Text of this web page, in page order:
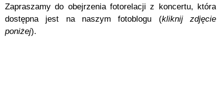
Zapraszamy do obejrzenia fotorelacji z koncertu, która
dostępna jest na naszym fotoblogu (kliknij zdjęcie
poniżej).